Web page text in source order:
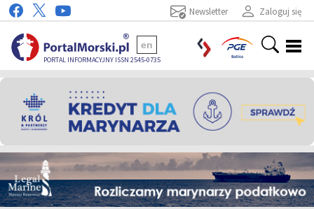
Zaloguj się
Newsletter
PORTAL INFORMACYJNY ISSN 2545-0735
en